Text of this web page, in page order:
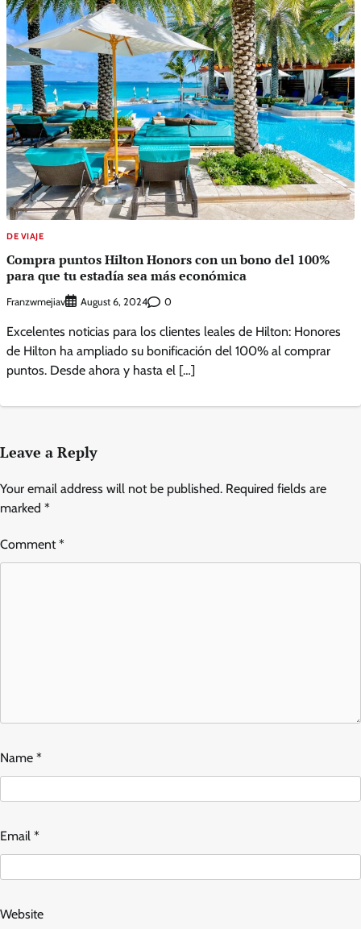
DE VIAJE
Compra puntos Hilton Honors con un bono del 100%
para que tu estadía sea más económica
Franzwmejiav August 6, 2024 0
Excelentes noticias para los clientes leales de Hilton: Honores
de Hilton ha ampliado su bonificación del 100% al comprar
puntos. Desde ahora y hasta el […]
Leave a Reply
Your email address will not be published. Required fields are
marked *
Comment*
Name *
Email *
Website